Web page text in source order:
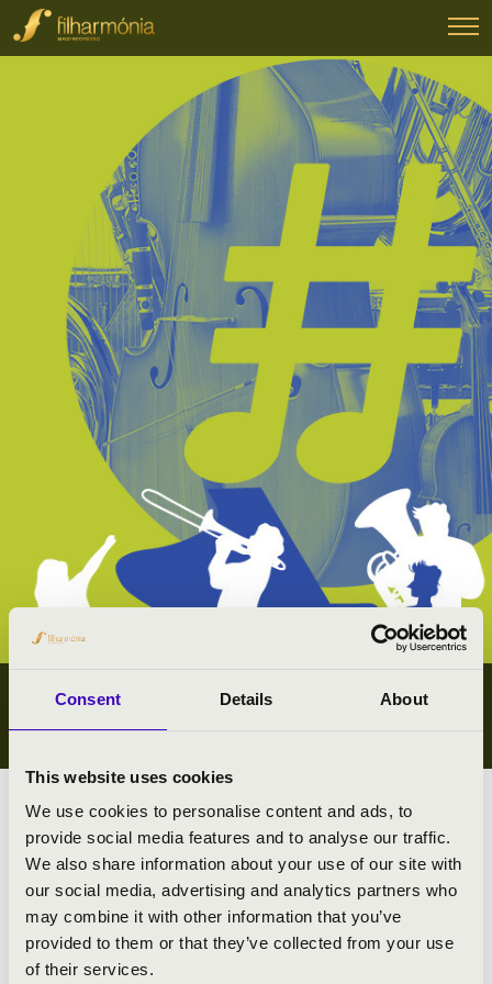
Consent Details About
This website uses cookies
We use cookies to personalise content and ads, to
provide social media features and to analyse our traffic.
We also share information about your use of our site with
our social media, advertising and analytics partners who
may combine it with other information that you’ve
provided to them or that they’ve collected from your use
of their services.
IFJÚSÁGI KONCERTEK
Megyei koncert lista
Összes ifjúsági koncert
#zeneóra ifjúsági kiajánló I.
#zeneóra ifjúsági kiajánló II.